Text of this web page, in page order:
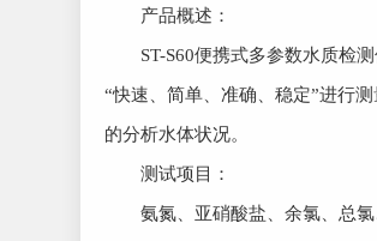
产品概述：
ST-S60便携式多参数水质检测
“快速、简单、准确、稳定”进行
的分析水体状况。
测试项目：
氨氮、亚硝酸盐、余氯、总氯